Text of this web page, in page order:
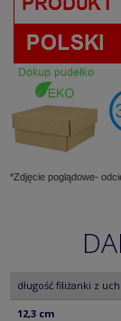
*Zdjęcie poglądowe-
długość filiżanki z
12,3 cm